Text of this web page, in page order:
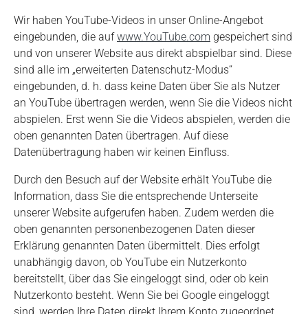
Wir haben YouTube-Videos in unser Online-Angebot
eingebunden, die aufwww.YouTube.com gespeichert sind
und von unserer Website aus direkt abspielbar sind. Diese
sind alle im „erweiterten Datenschutz-Modus“
eingebunden, d. h. dass keine Daten über Sie als Nutzer
an YouTube übertragen werden, wenn Sie die Videos nicht
abspielen. Erst wenn Sie die Videos abspielen, werden die
oben genannten Daten übertragen. Auf diese
Datenübertragung haben wir keinen Einfluss.
Durch den Besuch auf der Website erhält YouTube die
Information, dass Sie die entsprechende Unterseite
unserer Website aufgerufen haben. Zudem werden die
oben genannten personenbezogenen Daten dieser
Erklärung genannten Daten übermittelt. Dies erfolgt
unabhängig davon, ob YouTube ein Nutzerkonto
bereitstellt, über das Sie eingeloggt sind, oder ob kein
Nutzerkonto besteht. Wenn Sie bei Google eingeloggt